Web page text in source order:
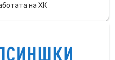
на ХК